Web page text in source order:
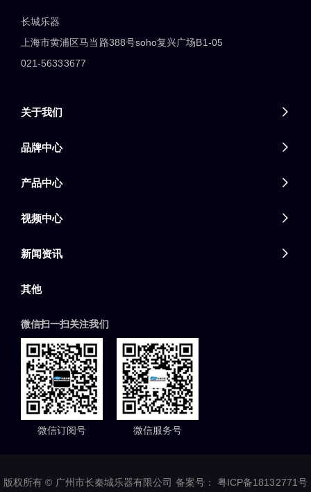
长城乐器
上海市黄浦区马当路388号soho复兴广场B1-05
021-56333677
关于我们 
品牌中心 
产品中心 
视频中心 
新闻资讯 
其他
微信扫一扫关注我们
微信订阅号 微信服务号
版权所有 © 广州市长秦城乐器有限公司 备案号： 粤ICP备18132771号